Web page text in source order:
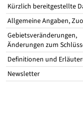
Kürzlich bereitgestellte
Allgemeine Angaben,
Gebietsveränderungen,
Änderungen zum
Definitionen und
Newsletter